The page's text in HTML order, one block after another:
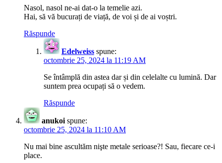
Nasol, nasol ne-ai dat-o la temelie azi.
Hai, să vă bucurați de viață, de voi și de ai voștri.
Răspunde
Edelweiss spune:
octombrie 25, 2024 la 11:19 AM
Se întâmplă din astea dar și din celelalte cu lumină. Dar
suntem prea ocupați să o vedem.
Răspunde
anukoi spune:
octombrie 25, 2024 la 11:10 AM
Nu mai bine ascultăm nişte metale serioase?! Sau, fiecare ce-i
place.